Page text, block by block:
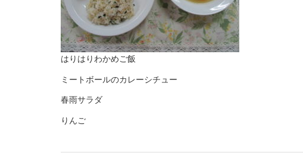
はりはりわかめご飯
ミートボールのカレーシチュー
春雨サラダ
りんご